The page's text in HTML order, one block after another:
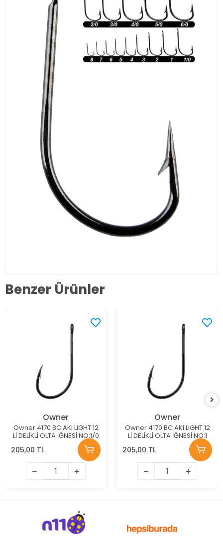
Benzer Ürünler
Owner
Owner 4170 BC AKI LIGHT 12
Lİ DELİKLİ OLTA İĞNESİ NO:1/0
205,00 TL
Owner
Owner 4170 BC AKI LIGHT 12
Lİ DELİKLİ OLTA İĞNESİ NO:1
205,00 TL